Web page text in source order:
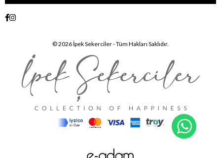
© 2026 İpek Sekerciler - Tüm Hakları Saklıdır.